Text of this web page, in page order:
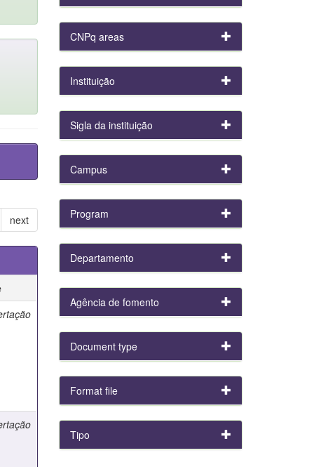
next
CNPq areas
Instituição
Sigla da instituição
Campus
Program
Departamento
Agência de fomento
Document type
Format file
Tipo